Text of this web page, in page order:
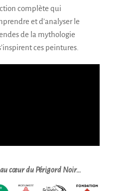
complète qui
et d’analyser le
de la mythologie
ces peintures.
au cœur du Périgord Noir…